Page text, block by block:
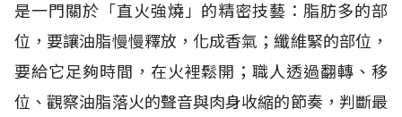
是一門關於「直火強燒」的精密技藝：脂肪多的部
位，要讓油脂慢慢釋放，化成香氣；纖維緊的部位，
要給它足夠時間，在火裡鬆開；職人透過翻轉、移
位、觀察油脂落火的聲音與肉身收縮的節奏，判斷最